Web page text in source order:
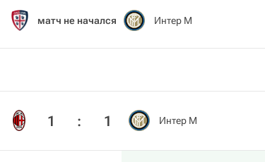
матч не начался Интер М
1 : 1 Интер М